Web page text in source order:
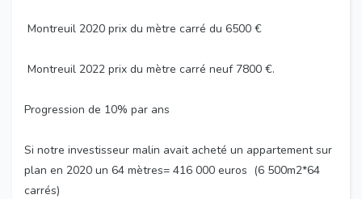
Montreuil 2020 prix du mètre carré du 6500 €
Montreuil 2022 prix du mètre carré neuf 7800 €.
Progression de 10% par ans
Si notre investisseur malin avait acheté un appartement sur
plan en 2020 un 64 mètres= 416 000 euros (6 500m2*64
carrés)